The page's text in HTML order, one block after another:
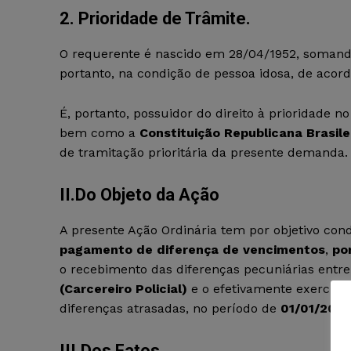
2. Prioridade de Trâmite.
O requerente é nascido em 28/04/1952,
portanto, na condição de pessoa idosa, de
É, portanto, possuidor do direito à prioridade
bem como a Constituição Republicana
de tramitação prioritária da presente demanda.
II.Do Objeto da Ação
A presente Ação Ordinária tem por objetivo
pagamento de diferença de vencimentos,
o recebimento das diferenças pecuniárias
(Carcereiro Policial) e o efetivamente exercido
diferenças atrasadas, no período de 01/01/2016